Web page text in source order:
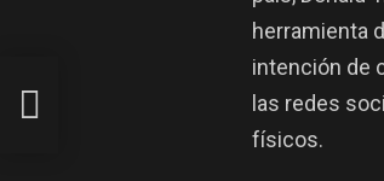
herramienta
intención de
las redes
físicos.